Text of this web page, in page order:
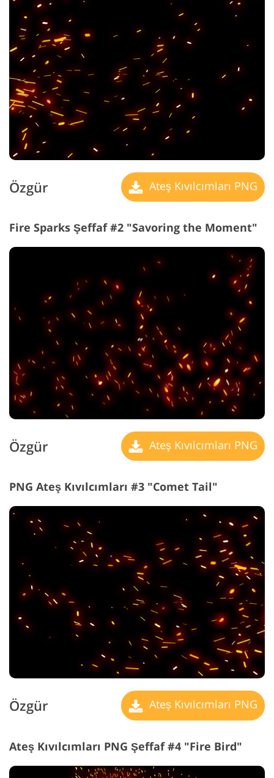
Özgür Ateş Kıvılcımları PNG
Fire Sparks Şeffaf #2 "Savoring the Moment"
Özgür Ateş Kıvılcımları PNG
PNG Ateş Kıvılcımları #3 "Comet Tail"
Özgür Ateş Kıvılcımları PNG
Ateş Kıvılcımları PNG Şeffaf #4 "Fire Bird"